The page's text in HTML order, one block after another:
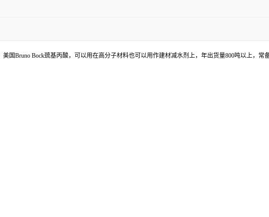
国Bruno Bock巯基丙酸，可以用在高分子材料也可以用作建材减水剂上，年出货量800吨以上，常